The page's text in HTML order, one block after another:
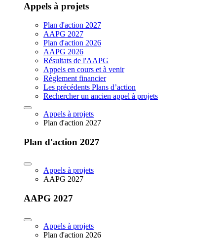
Appels à projets
Plan d'action 2027
AAPG 2027
Plan d'action 2026
AAPG 2026
Résultats de l'AAPG
Appels en cours et à venir
Règlement financier
Les précédents Plans d’action
Rechercher un ancien appel à projets
Appels à projets
Plan d'action 2027
Plan d'action 2027
Appels à projets
AAPG 2027
AAPG 2027
Appels à projets
Plan d'action 2026